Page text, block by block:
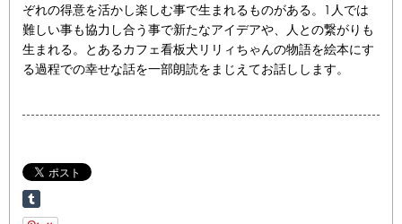
ぞれの得意を活かし楽しむ事で生まれるものがある。1人では
難しい事も協力し合う事で新たなアイデアや、人との繋がりも
生まれる。とあるカフェ看板犬リリィちゃんの物語を絵本にす
る過程での幸せな話を一部朗読をまじえてお話しします。